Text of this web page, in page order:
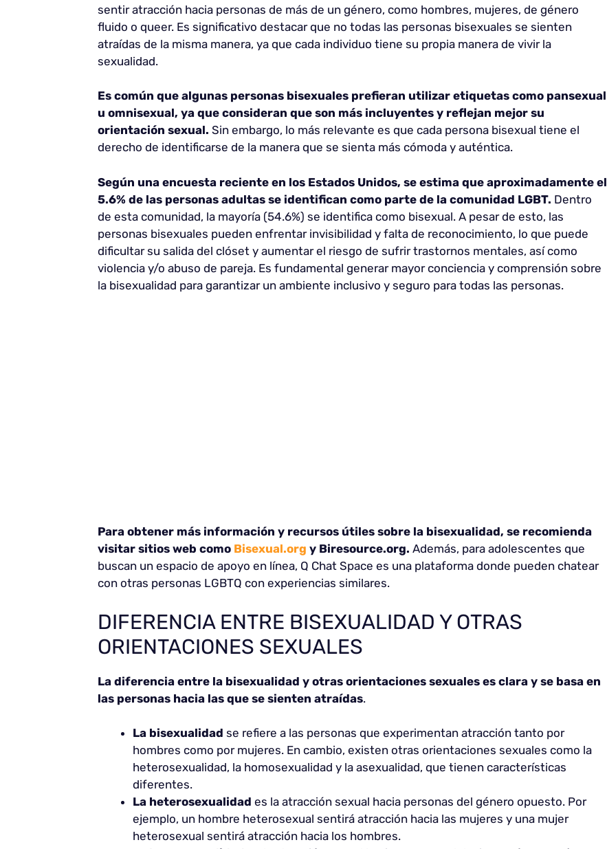
sentir atracción hacia personas de más de un género, como hombres, mujeres, de género
fluido o queer. Es significativo destacar que no todas las personas bisexuales se sienten
atraídas de la misma manera, ya que cada individuo tiene su propia manera de vivir la
sexualidad.
Es común que algunas personas bisexuales prefieran utilizar etiquetas como pansexual
u omnisexual, ya que consideran que son más incluyentes y reflejan mejor su
orientación sexual. Sin embargo, lo más relevante es que cada persona bisexual tiene el
derecho de identificarse de la manera que se sienta más cómoda y auténtica.
Según una encuesta reciente en los Estados Unidos, se estima que aproximadamente el
5.6% de las personas adultas se identifican como parte de la comunidad LGBT. Dentro
de esta comunidad, la mayoría (54.6%) se identifica como bisexual. A pesar de esto, las
personas bisexuales pueden enfrentar invisibilidad y falta de reconocimiento, lo que puede
dificultar su salida del clóset y aumentar el riesgo de sufrir trastornos mentales, así como
violencia y/o abuso de pareja. Es fundamental generar mayor conciencia y comprensión sobre
la bisexualidad para garantizar un ambiente inclusivo y seguro para todas las personas.
Para obtener más información y recursos útiles sobre la bisexualidad, se recomienda
visitar sitios web como Bisexual.org y Biresource.org. Además, para adolescentes que
buscan un espacio de apoyo en línea, Q Chat Space es una plataforma donde pueden chatear
con otras personas LGBTQ con experiencias similares.
DIFERENCIA ENTRE BISEXUALIDAD Y OTRAS
ORIENTACIONES SEXUALES
La diferencia entre la bisexualidad y otras orientaciones sexuales es clara y se basa en
las personas hacia las que se sienten atraídas.
La bisexualidad se refiere a las personas que experimentan atracción tanto por
hombres como por mujeres. En cambio, existen otras orientaciones sexuales como la
heterosexualidad, la homosexualidad y la asexualidad, que tienen características
diferentes.
La heterosexualidad es la atracción sexual hacia personas del género opuesto. Por
ejemplo, un hombre heterosexual sentirá atracción hacia las mujeres y una mujer
heterosexual sentirá atracción hacia los hombres.